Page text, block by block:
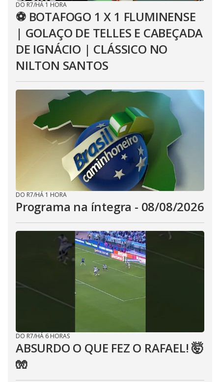
DO R7/HÁ 1 HORA
⚽ BOTAFOGO 1 X 1 FLUMINENSE
| GOLAÇO DE TELLES E CABEÇADA
DE IGNÁCIO | CLÁSSICO NO
NILTON SANTOS
DO R7/HÁ 1 HORA
Programa na íntegra - 08/08/2026
DO R7/HÁ 6 HORAS
ABSURDO O QUE FEZ O RAFAEL! 🤯
🧤